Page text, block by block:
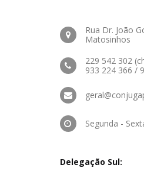
Rua Dr. João
Matosinhos
229 542 302
933 224 366 /
Segunda -
Delegação Sul: